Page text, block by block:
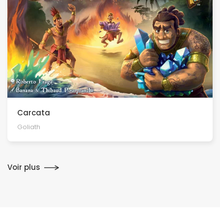
Carcata
Goliath
Voir plus